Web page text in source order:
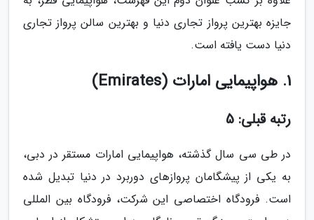
جایزه بهترین پرواز تجاری دنیا و بهترین سالن پرواز تجاری
دنیا دست یافته است.
1. هواپیمایی امارات (Emirates)
رتبه قبلی: 5
در طی سی سال گذشته، هواپیمایی امارات مستقر در دبی،
به یکی از پیشگامان پروازهای دوربرد در دنیا تبدیل شده
است. فرودگاه اختصاصی این شرکت، فرودگاه بین المللی